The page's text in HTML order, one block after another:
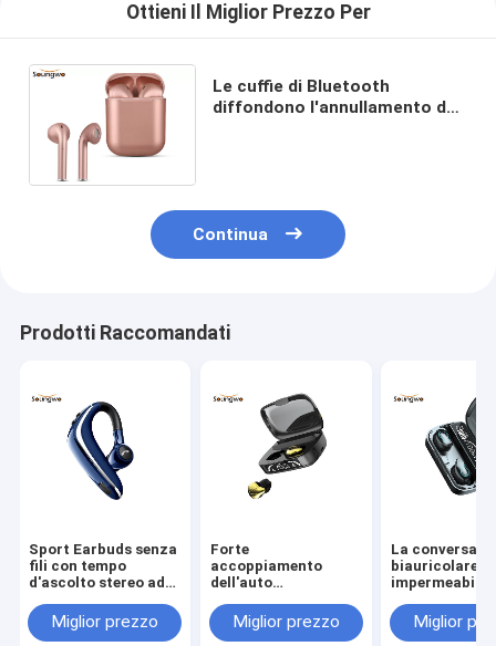
Ottieni Il Miglior Prezzo Per
Le cuffie di Bluetooth
diffondono l'annullamento del
Continua
Prodotti Raccomandati
Sport Earbuds senza
fili con tempo
d'ascolto stereo ad
suono 19H del
gancio dell'orecchio
Miglior prezzo
Forte
accoppiamento
dell'auto
LED di Bass
Waterproof Wireless
Miglior prezzo
La
biauricolare
auricolare di
riduzione di
Miglior